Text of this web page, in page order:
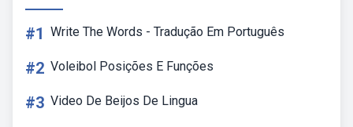
#1 Write The Words - Tradução Em Português
#2 Voleibol Posições E Funções
#3 Video De Beijos De Lingua